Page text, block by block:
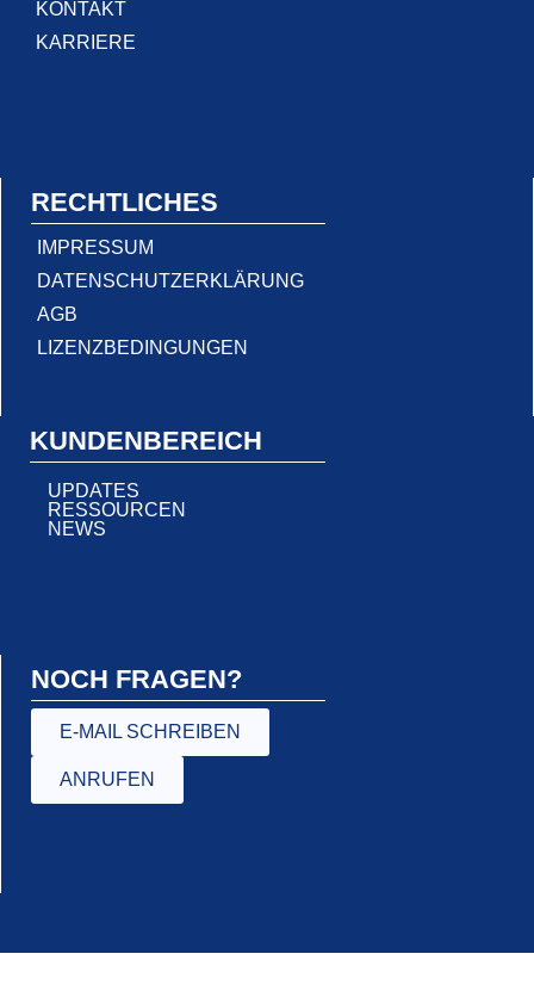
KONTAKT
KARRIERE
RECHTLICHES
IMPRESSUM
DATENSCHUTZERKLÄRUNG
AGB
LIZENZBEDINGUNGEN
KUNDENBEREICH
UPDATES
RESSOURCEN
NEWS
NOCH FRAGEN?
E-MAIL SCHREIBEN
ANRUFEN